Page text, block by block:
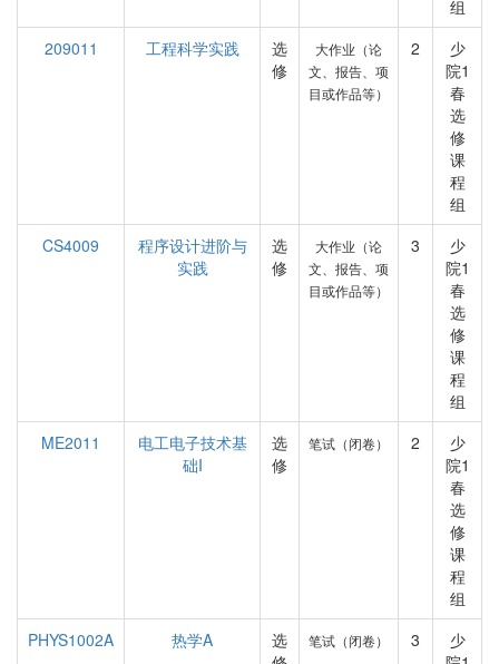
组
209011
工程科学实践
选
修
大作业（论
文、报告、项
目或作品等）
2
少
院1
春
选
修
课
程
组
CS4009
程序设计进阶与
实践
选
修
大作业（论
文、报告、项
目或作品等）
3
少
院1
春
选
修
课
程
组
ME2011
电工电子技术基
础I
选
修
笔试（闭卷） 2
少
院1
春
选
修
课
程
组
PHYS1002A
热学A
选
笔试（闭卷） 3
少